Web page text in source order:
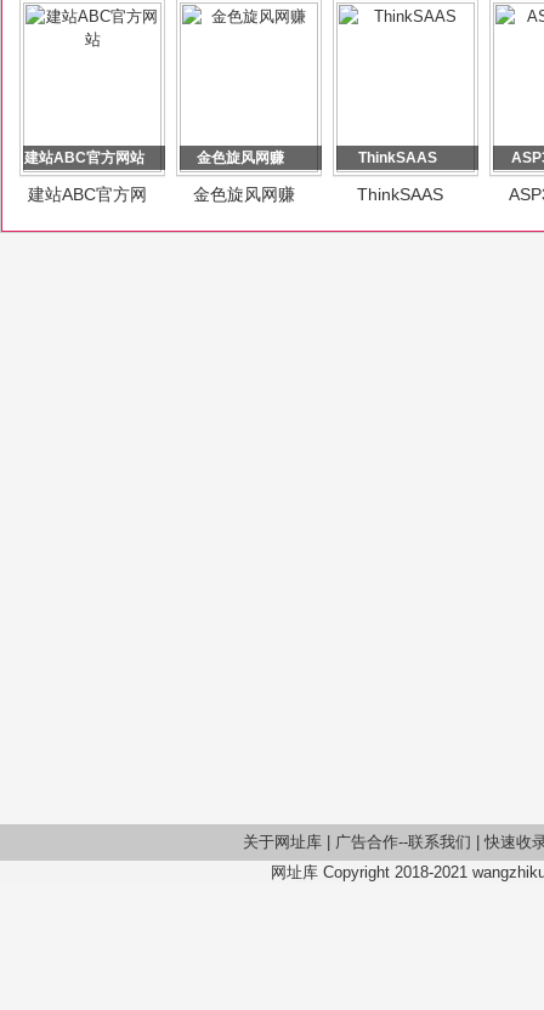
建站ABC官方网站
建站ABC官方网
金色旋风网赚
金色旋风网赚
ThinkSAAS
ThinkSAAS
关于网址库 广告合作--联系我们
快速收
网址库 Copyright 2018-2021